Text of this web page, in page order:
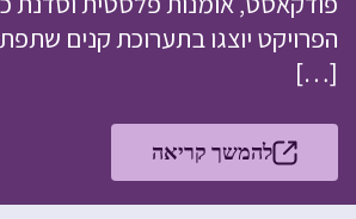
הפרויקט יוצגו בתערוכת קנים
[…]
להמשך קריאה